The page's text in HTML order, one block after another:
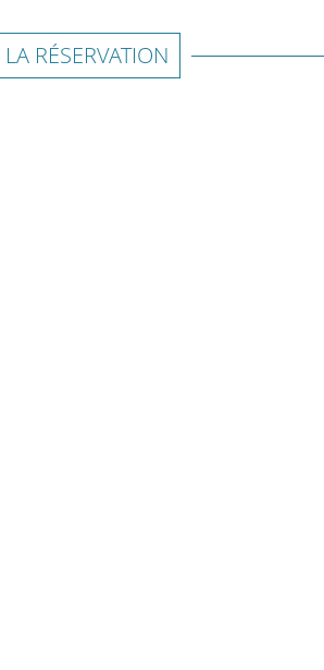
RÉSERVATION